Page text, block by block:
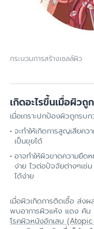
กระบวนการสร้างเซลล์ผิว
เกิดอะไรขึ้นเมื่อผิวถู
เมื่อเกราะปกป้องผิวถูกรบ
จะทำให้เกิดการสูญเสียคว
เป็นขุยได้
อาจทำให้ผิวขาดความยืด
ง่าย ไวต่อปัจจัยต่างๆเ
ได้ง่าย
เมื่อผิวเกิดการติดเชื้อ ส่งผ
พบอาการผิวแห้ง แดง คัน
โรคผิวหนังอักเสบ